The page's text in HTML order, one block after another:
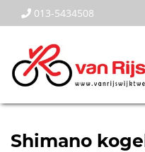
013-5434508
Shimano